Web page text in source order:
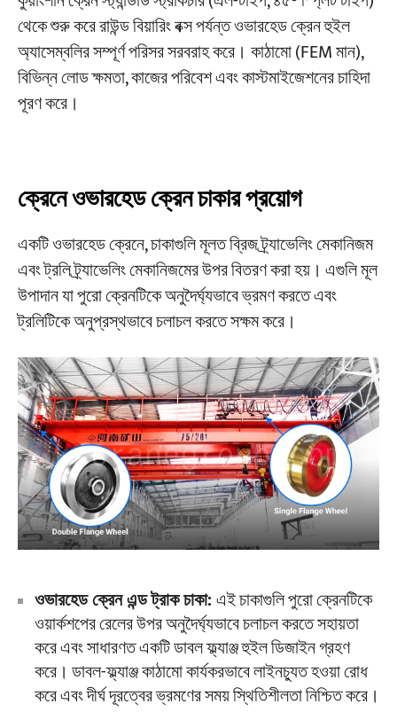
থেকে শুরু করে রাউন্ড বিয়ারিং বক্স পর্যন্ত ওভারহেড ক্রেন হুইল
অ্যাসেম্বলির সম্পূর্ণ পরিসর সরবরাহ করে। কাঠামো (FEM মান),
বিভিন্ন লোড ক্ষমতা, কাজের পরিবেশ এবং কাস্টমাইজেশনের চাহিদা
পূরণ করে।
ক্রেনে ওভারহেড ক্রেন চাকার প্রয়োগ
একটি ওভারহেড ক্রেনে, চাকাগুলি মূলত ব্রিজ ট্র্যাভেলিং মেকানিজম
এবং ট্রলি ট্র্যাভেলিং মেকানিজমের উপর বিতরণ করা হয়। এগুলি মূল
উপাদান যা পুরো ক্রেনটিকে অনুদৈর্ঘ্যভাবে ভ্রমণ করতে এবং
ট্রলিটিকে অনুপ্রস্থভাবে চলাচল করতে সক্ষম করে।
ওভারহেড ক্রেন এন্ড ট্রাক চাকা:এই চাকাগুলি পুরো ক্রেনটিকে
ওয়ার্কশপের রেলের উপর অনুদৈর্ঘ্যভাবে চলাচল করতে সহায়তা
করে এবং সাধারণত একটি ডাবল ফ্ল্যাঞ্জ হুইল ডিজাইন গ্রহণ
করে। ডাবল-ফ্ল্যাঞ্জ কাঠামো কার্যকরভাবে লাইনচ্যুত হওয়া রোধ
করে এবং দীর্ঘ দূরত্বের ভ্রমণের সময় স্থিতিশীলতা নিশ্চিত করে।